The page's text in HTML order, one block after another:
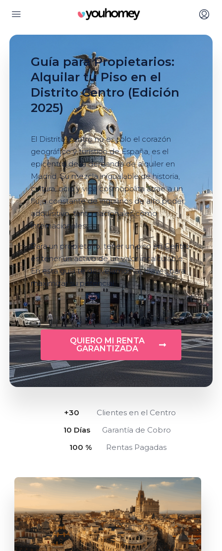
Guía para Propietarios:
Alquilar tu Piso en el
Distrito Centro (Edición
2025)
El Distrito Centro no es solo el corazón
geográfico y turístico de España, es el
epicentro de la demanda de alquiler en
Madrid. Su mezcla inigualable de historia,
cultura, ocio y vida cosmopolita atrae a un
flujo constante de inquilinos de alto poder
adquisitivo, tanto nacionales como
internacionales.
Para un propietario, tener un piso en Centro
es tener un activo de un valor incalculable.
En esta guía te desvelamos las claves para
maximizar su potencial.
QUIERO MI RENTA
GARANTIZADA
+30
Clientes en el Centro
10 Días
Garantía de Cobro
100 % Rentas Pagadas